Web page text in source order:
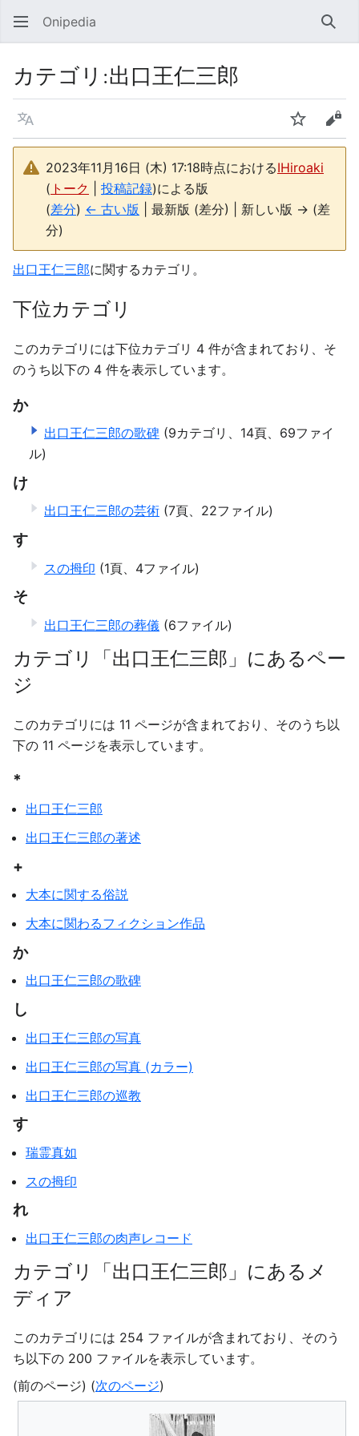
Onipedia 検索
カテゴリ :出口王仁三郎
言語 ウォッチソ
2023年11月16日 (木) 17:18時点におけるIHiroaki
( トーク 投稿記録)による版
(差分) ← 古い版 | 最新版 (差分) | 新しい版 → (差
分)
出口王仁三郎に関するカテゴリ。
下位カテゴリ
このカテゴリには下位カテゴリ 4 件が含まれており、そ
のうち以下の 4 件を表示しています。
か
出口王仁三郎の歌碑 (9カテゴリ、14頁、69ファイ
ル)
け
出口王仁三郎の芸術 (7頁、22ファイル)
す
スの拇印 (1頁、4ファイル)
そ
出口王仁三郎の葬儀 (6ファイル)
カテゴリ「出口王仁三郎」にあるペー
ジ
このカテゴリには 11 ページが含まれており、そのうち以
下の 11 ページを表示しています。
*
出口王仁三郎
出口王仁三郎の著述
+
大本に関する俗説
大本に関わるフィクション作品
か
出口王仁三郎の歌碑
し
出口王仁三郎の写真
出口王仁三郎の写真 (カラー)
出口王仁三郎の巡教
す
瑞霊真如
スの拇印
れ
出口王仁三郎の肉声レコード
カテゴリ「出口王仁三郎」にあるメ
ディア
このカテゴリには 254 ファイルが含まれており、そのう
ち以下の 200 ファイルを表示しています。
(前のページ) (次のページ)